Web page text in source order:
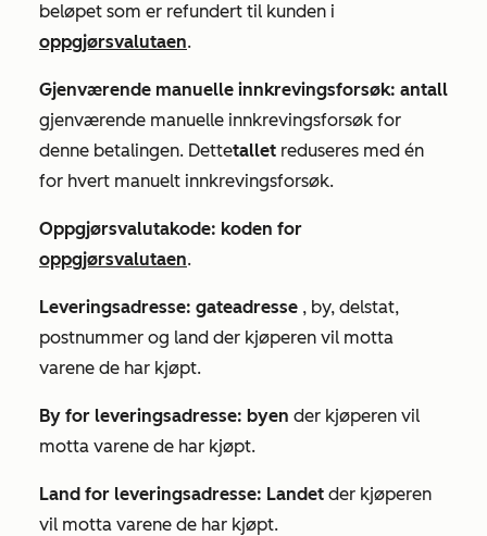
beløpet som er refundert til kunden i
oppgjørsvalutaen.
Gjenværende manuelle innkrevingsforsøk: antall
gjenværende manuelle innkrevingsforsøk for
denne betalingen. Dettetallet reduseres med én
for hvert manuelt innkrevingsforsøk.
Oppgjørsvalutakode: koden for
oppgjørsvalutaen.
Leveringsadresse: gateadresse , by, delstat,
postnummer og land der kjøperen vil motta
varene de har kjøpt.
By for leveringsadresse: byen der kjøperen vil
motta varene de har kjøpt.
Land for leveringsadresse: Landet der kjøperen
vil motta varene de har kjøpt.